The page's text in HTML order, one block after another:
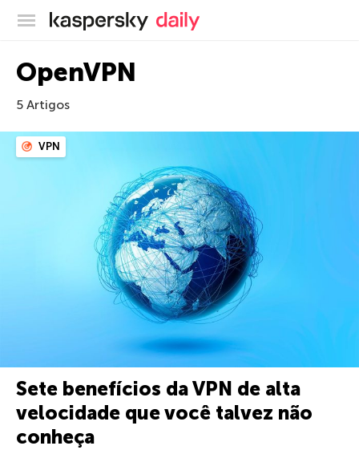
Blog oficial da Kaspersky
OpenVPN
5 Artigos
VPN
Sete benefícios da VPN de alta
velocidade que você talvez não
conheça